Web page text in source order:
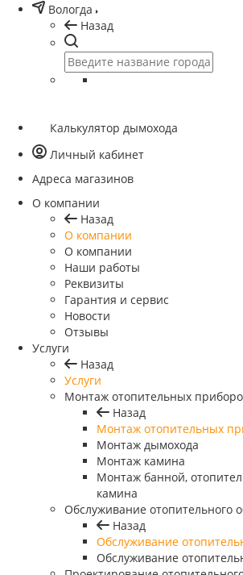
Вологда
Назад
Калькулятор дымохода
Личный кабинет
Адреса магазинов
O компании
Назад
O компании
О компании
Наши работы
Реквизиты
Гарантия и сервис
Новости
Отзывы
Услуги
Назад
Услуги
Монтаж отопительных
Назад
Монтаж отопительных
Монтаж дымохода
Монтаж камина
Монтаж банной,
камина
Обслуживание отопительного
Назад
Обслуживание
Обслуживание